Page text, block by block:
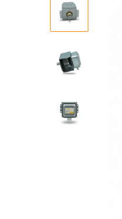
lavadora
refrigerador
secadora